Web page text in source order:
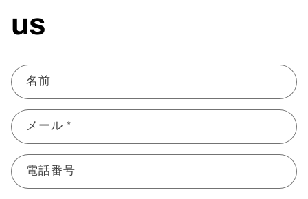
us
お
問
い
合
わ
せ
フ
名前
メール *
電話番号